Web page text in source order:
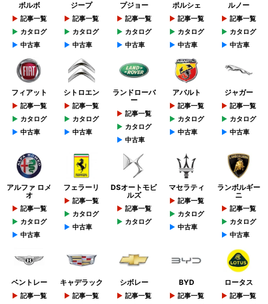
ボルボ
記事一覧
カタログ
中古車
ジープ
記事一覧
カタログ
中古車
プジョー
記事一覧
カタログ
中古車
ポルシェ
記事一覧
カタログ
中古車
ルノー
記事一覧
カタログ
中古車
フィアット
記事一覧
カタログ
中古車
シトロエン
記事一覧
カタログ
中古車
ランドローバ
ー
記事一覧
カタログ
中古車
アバルト
記事一覧
カタログ
中古車
ジャガー
記事一覧
カタログ
中古車
アルファ ロメ
オ
記事一覧
カタログ
中古車
フェラーリ
記事一覧
カタログ
中古車
DSオートモビ
ルズ
記事一覧
カタログ
マセラティ
記事一覧
カタログ
中古車
ランボルギー
ニ
記事一覧
カタログ
中古車
ベントレー
記事一覧
キャデラック
記事一覧
シボレー
記事一覧
BYD
記事一覧
ロータス
記事一覧